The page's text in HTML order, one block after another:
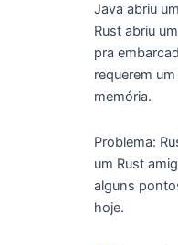
Java abriu
Rust abriu
pra
requerem
memória.
Problema:
um Rust
alguns
hoje.